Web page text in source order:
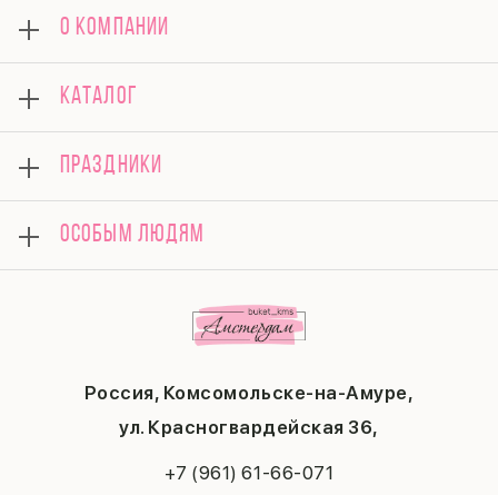
Россия, Комсомольске-на-Амуре,
ул. Красногвардейская 36,
+7 (961) 61-66-071
О КОМПАНИИ
Оплата
Отзывы
Гарантии
Доставка
Вопросы и ответы
Контакты
Соглашение на получение рекламы
КАТАЛОГ
Букеты
Композиции
Подарки
Поводы
Комбо-предложения
ПРАЗДНИКИ
14 февраля
День матери
23 февраля
Последний звонок
ОСОБЫМ ЛЮДЯМ